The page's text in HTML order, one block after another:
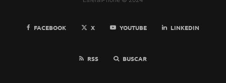
FACEBOOK X YOUTUBE LINKEDIN
RSS BUSCAR